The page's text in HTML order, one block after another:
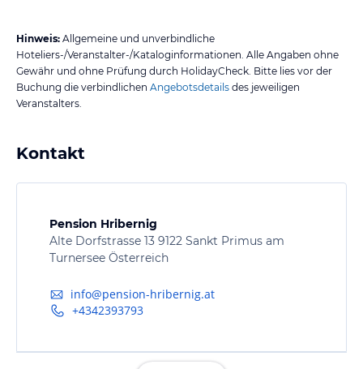
Hinweis: Allgemeine und unverbindliche
Hoteliers-/Veranstalter-/Kataloginformationen. Alle Angaben ohne
Gewähr und ohne Prüfung durch HolidayCheck. Bitte lies vor der
Buchung die verbindlichen Angebotsdetails des jeweiligen
Veranstalters.
Kontakt
Pension Hribernig
Alte Dorfstrasse 13 9122 Sankt Primus am
Turnersee Österreich
info@pension-hribernig.at
+4342393793